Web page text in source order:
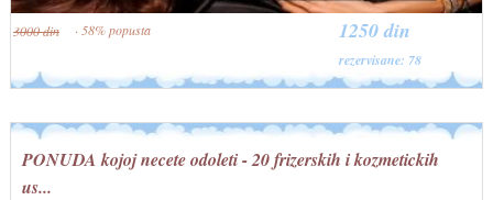
1250 din
rezervisane: 78
3000 din · 58% popusta
PONUDA kojoj necete odoleti - 20 frizerskih i kozmetickih
us...